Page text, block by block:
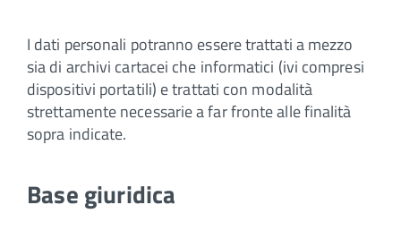
I dati personali potranno essere trattati a mezzo
sia di archivi cartacei che informatici (ivi compresi
dispositivi portatili) e trattati con modalità
strettamente necessarie a far fronte alle finalità
sopra indicate.
Base giuridica